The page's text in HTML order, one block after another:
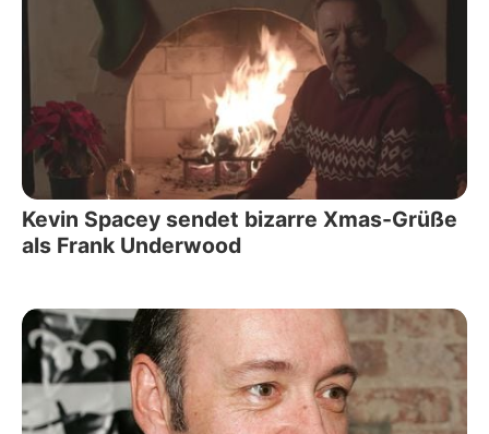
Kevin Spacey sendet bizarre Xmas-Grüße
als Frank Underwood